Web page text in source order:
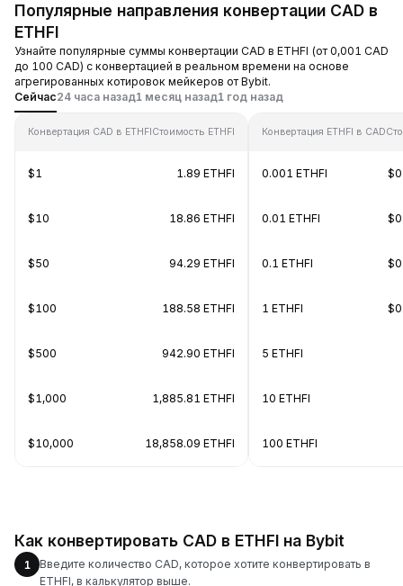
Популярные направления конвертации CAD в
ETHFI
Узнайте популярные суммы конвертации CAD в ETHFI (от 0,001 CAD
до 100 CAD) с конвертацией в реальном времени на основе
агрегированных котировок мейкеров от Bybit.
Сейчас24 часа назад1 месяц назад1 год назад
Конвертация CAD в ETHFIСтоимость ETHFI
$1 1.89 ETHFI
$10 18.86 ETHFI
$50 94.29 ETHFI
$100 188.58 ETHFI
$500 942.90 ETHFI
$1,000 1,885.81 ETHFI
$10,000 18,858.09 ETHFI
Конвертация ETHFI в CAD
0.001 ETHFI
0.01 ETHFI
0.1 ETHFI
1 ETHFI
5 ETHFI
10 ETHFI
100 ETHFI
Как конвертировать CAD в ETHFI на Bybit
1
Введите количество CAD, которое хотите конвертировать в
ETHFI, в калькулятор выше.